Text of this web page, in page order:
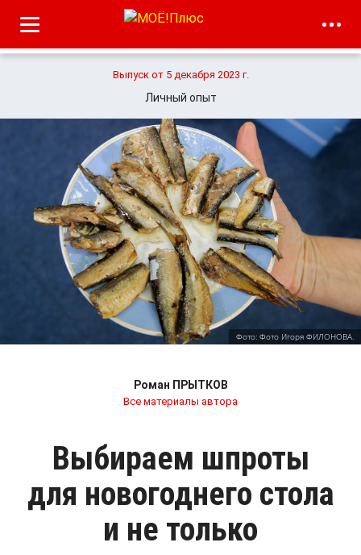
Выпуск от 5 декабря 2023 г.
Личный опыт
Фото: Фото Игоря ФИЛОНОВА.
Роман ПРЫТКОВ
Все материалы автора
Выбираем шпроты
для новогоднего стола
и не только